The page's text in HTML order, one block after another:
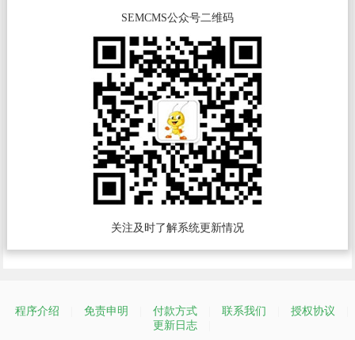
SEMCMS公众号二维码
关注及时了解系统更新情况
程序介绍 免责申明 付款方式 联系我们 授权协议
更新日志